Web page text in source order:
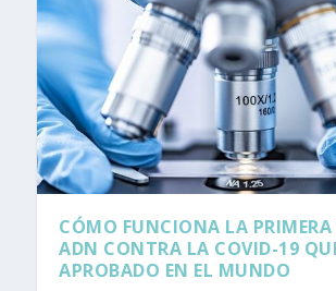
CÓMO FUNCIONA LA
ADN CONTRA LA COVID-19
APROBADO EN EL MUNDO